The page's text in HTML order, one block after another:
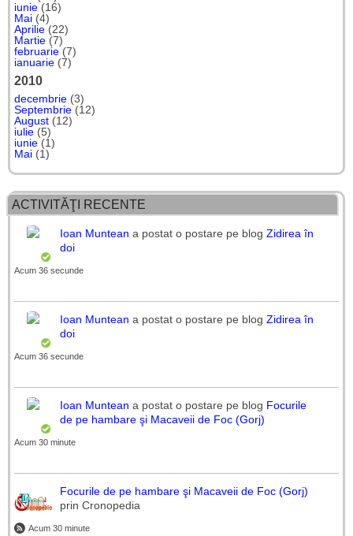
iunie (16)
Mai (4)
Aprilie (22)
Martie (7)
februarie (7)
ianuarie (7)
2010
decembrie (3)
Septembrie (12)
August (12)
iulie (5)
iunie (1)
Mai (1)
ACTIVITĂŢI RECENTE
Ioan Muntean a postat o postare pe blog Zidirea în
doi
Acum 36 secunde
Ioan Muntean a postat o postare pe blog Zidirea în
doi
Acum 36 secunde
Ioan Muntean a postat o postare pe blog Focurile
de pe hambare şi Macaveii de Foc (Gorj)
Acum 30 minute
Focurile de pe hambare şi Macaveii de Foc (Gorj)
prin Cronopedia
Acum 30 minute